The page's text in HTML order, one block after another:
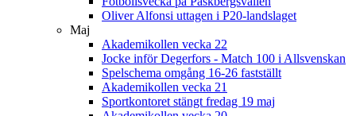
Oliver Alfonsi uttagen i P20-landslaget
Maj
Akademikollen vecka 22
Jocke inför Degerfors - Match 100 i Allsvenskan
Spelschema omgång 16-26 fastställt
Akademikollen vecka 21
Sportkontoret stängt fredag 19 maj